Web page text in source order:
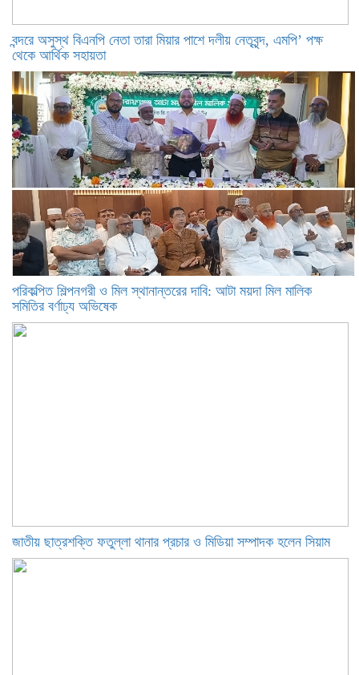
বন্দরে অসুস্থ বিএনপি নেতা তারা মিয়ার পাশে দলীয় নেতৃবৃন্দ, এমপি’ পক্ষ
থেকে আর্থিক সহায়তা
পরিকল্পিত শিল্পনগরী ও মিল স্থানান্তরের দাবি: আটা ময়দা মিল মালিক
সমিতির বর্ণাঢ্য অভিষেক
জাতীয় ছাত্রশক্তি ফতুল্লা থানার প্রচার ও মিডিয়া সম্পাদক হলেন সিয়াম